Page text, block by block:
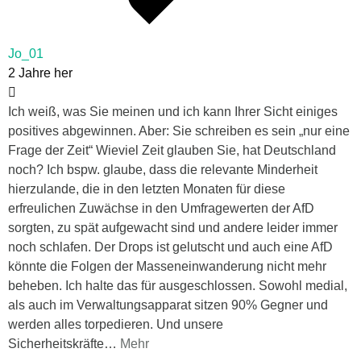
Jo_01
2 Jahre her
Ich weiß, was Sie meinen und ich kann Ihrer Sicht einiges
positives abgewinnen. Aber: Sie schreiben es sein „nur eine
Frage der Zeit“ Wieviel Zeit glauben Sie, hat Deutschland
noch? Ich bspw. glaube, dass die relevante Minderheit
hierzulande, die in den letzten Monaten für diese
erfreulichen Zuwächse in den Umfragewerten der AfD
sorgten, zu spät aufgewacht sind und andere leider immer
noch schlafen. Der Drops ist gelutscht und auch eine AfD
könnte die Folgen der Masseneinwanderung nicht mehr
beheben. Ich halte das für ausgeschlossen. Sowohl medial,
als auch im Verwaltungsapparat sitzen 90% Gegner und
werden alles torpedieren. Und unsere
Sicherheitskräfte… Mehr